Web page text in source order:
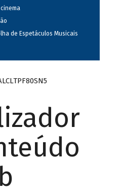
de Espetáculos Musicais